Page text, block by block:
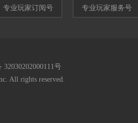
专业玩家订阅号
专业玩家服务号
32030202000111号
All rights reserved.